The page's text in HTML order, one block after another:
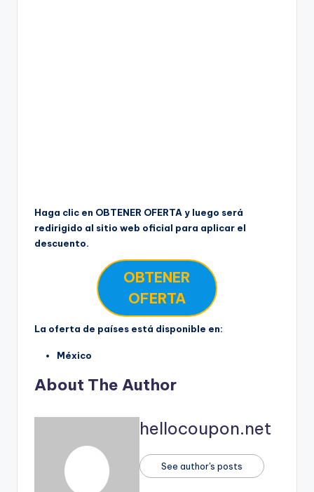
Haga clic en OBTENER OFERTA y luego será
redirigido al sitio web oficial para aplicar el
descuento.
OBTENER
OFERTA
La oferta de países está disponible en:
México
About The Author
hellocoupon.net
See author's posts